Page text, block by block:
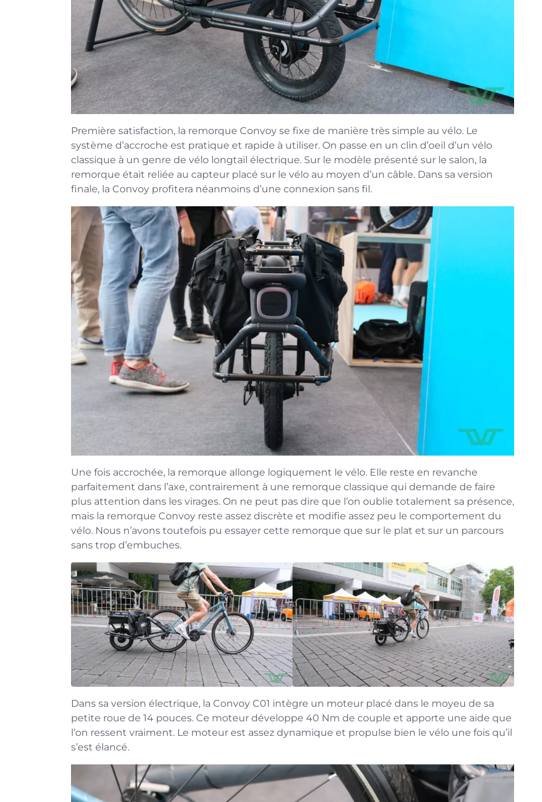
Première satisfaction, la remorque Convoy se fixe de manière très simple au vélo. Le
système d’accroche est pratique et rapide à utiliser. On passe en un clin d’oeil d’un vélo
classique à un genre de vélo longtail électrique. Sur le modèle présenté sur le salon, la
remorque était reliée au capteur placé sur le vélo au moyen d’un câble. Dans sa version
finale, la Convoy profitera néanmoins d’une connexion sans fil.
Une fois accrochée, la remorque allonge logiquement le vélo. Elle reste en revanche
parfaitement dans l’axe, contrairement à une remorque classique qui demande de faire
plus attention dans les virages. On ne peut pas dire que l’on oublie totalement sa présence,
mais la remorque Convoy reste assez discrète et modifie assez peu le comportement du
vélo. Nous n’avons toutefois pu essayer cette remorque que sur le plat et sur un parcours
sans trop d’embuches.
Dans sa version électrique, la Convoy C01 intègre un moteur placé dans le moyeu de sa
petite roue de 14 pouces. Ce moteur développe 40 Nm de couple et apporte une aide que
l’on ressent vraiment. Le moteur est assez dynamique et propulse bien le vélo une fois qu’il
s’est élancé.